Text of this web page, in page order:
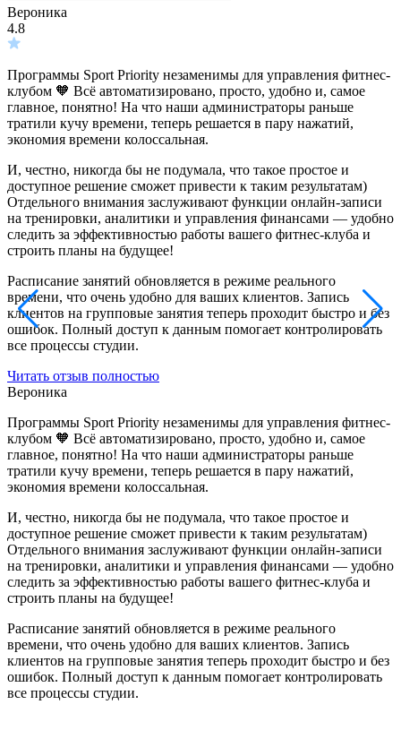
Вероника
4.8
Программы Sport Priority незаменимы для управления фитнес-
клубом 🧡 Всё автоматизировано, просто, удобно и, самое
главное, понятно! На что наши администраторы раньше
тратили кучу времени, теперь решается в пару нажатий,
экономия времени колоссальная.
И, честно, никогда бы не подумала, что такое простое и
доступное решение сможет привести к таким результатам)
Отдельного внимания заслуживают функции онлайн-записи
на тренировки, аналитики и управления финансами — удобно
следить за эффективностью работы вашего фитнес-клуба и
строить планы на будущее!
Расписание занятий обновляется в режиме реального
времени, что очень удобно для ваших клиентов. Запись
клиентов на групповые занятия теперь проходит быстро и без
ошибок. Полный доступ к данным помогает контролировать
все процессы студии.
Читать отзыв полностью
Вероника
Программы Sport Priority незаменимы для управления фитнес-
клубом 🧡 Всё автоматизировано, просто, удобно и, самое
главное, понятно! На что наши администраторы раньше
тратили кучу времени, теперь решается в пару нажатий,
экономия времени колоссальная.
И, честно, никогда бы не подумала, что такое простое и
доступное решение сможет привести к таким результатам)
Отдельного внимания заслуживают функции онлайн-записи
на тренировки, аналитики и управления финансами — удобно
следить за эффективностью работы вашего фитнес-клуба и
строить планы на будущее!
Расписание занятий обновляется в режиме реального
времени, что очень удобно для ваших клиентов. Запись
клиентов на групповые занятия теперь проходит быстро и без
ошибок. Полный доступ к данным помогает контролировать
все процессы студии.